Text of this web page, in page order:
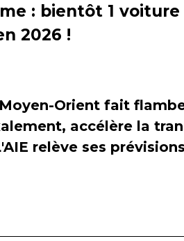
: bientôt 1 voiture
2026 !
Orient fait
accélère la
relève ses